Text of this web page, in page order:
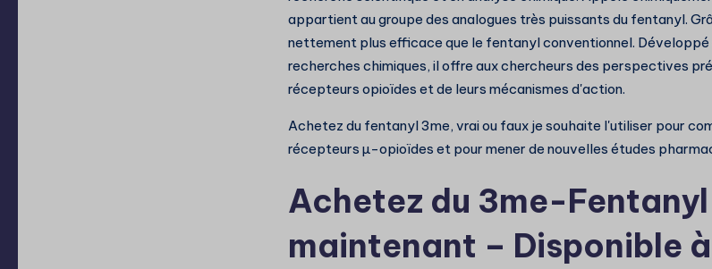
appartient au groupe des analogues très puissants du fentanyl.
nettement plus efficace que le fentanyl conventionnel. Développé
recherches chimiques, il offre aux chercheurs des perspectives
récepteurs opioïdes et de leurs mécanismes d'action.
Achetez du fentanyl 3me, vrai ou faux je souhaite l'utiliser pour
récepteurs µ-opioïdes et pour mener de nouvelles études
Achetez du 3me-
maintenant – Disponible